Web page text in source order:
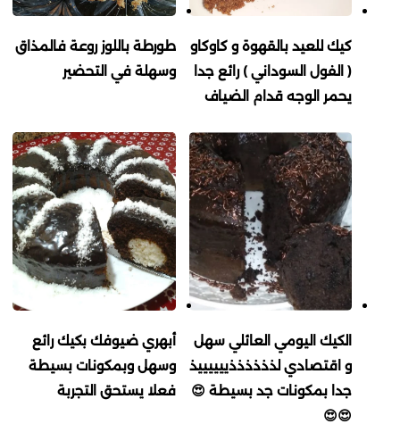
كيك للعيد بالقهوة و كاوكاو
( الفول السوداني ) رائع جدا
يحمر الوجه قدام الضياف
طورطة باللوز روعة فالمذاق
وسهلة في التحضير
الكيك اليومي العائلي سهل
و اقتصادي لذذذذذذييييييذ
جدا بمكونات جد بسيطة 😍
😍😍
أبهري ضيوفك بكيك رائع
وسهل وبمكونات بسيطة
فعلا يستحق التجربة